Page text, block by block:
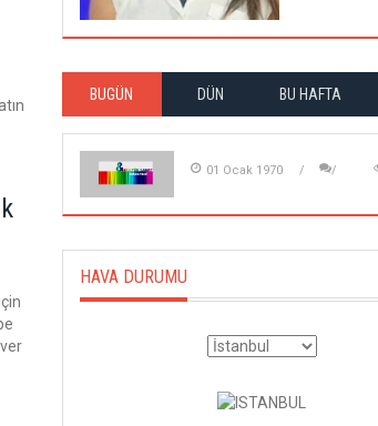
BUGÜN DÜN BU HAFTA
01 Ocak 1970
HAVA DURUMU